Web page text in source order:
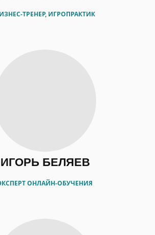
ТРЕНЕР, ИГРОПРАКТИК
ИГОРЬ БЕЛЯЕВ
ОНЛАЙН-ОБУЧЕНИЯ